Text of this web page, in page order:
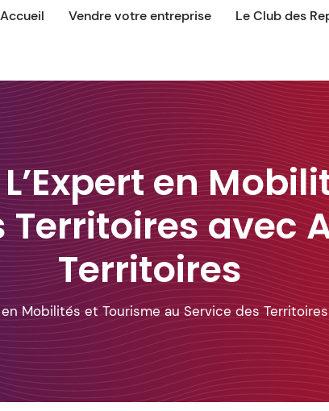
Accueil Vendre votre entreprise Le Club des
en
Territoires avec
Territoires
en Mobilités et Tourisme au Service des